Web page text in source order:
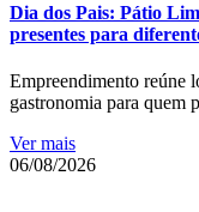
Dia dos Pais: Pátio
presentes para
Empreendimento reúne
gastronomia para quem
Ver mais
06/08/2026